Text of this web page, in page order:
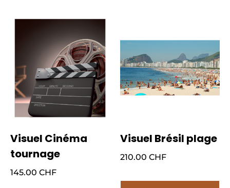
Visuel Cinéma
tournage
145.00 CHF
Visuel Brésil plage
210.00 CHF